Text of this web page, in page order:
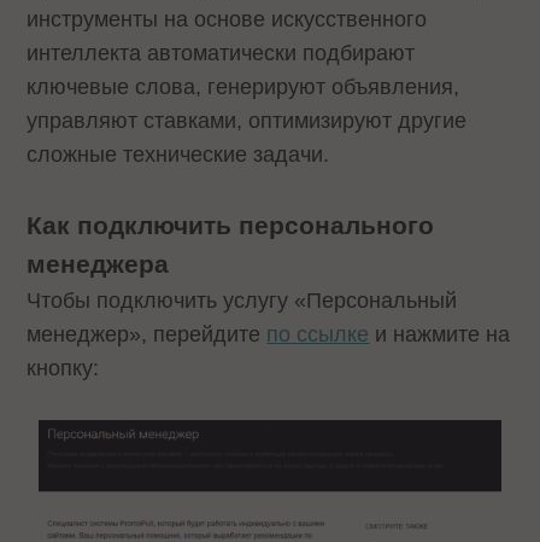
инструменты на основе искусственного
интеллекта автоматически подбирают
ключевые слова, генерируют объявления,
управляют ставками, оптимизируют другие
сложные технические задачи.
Как подключить персонального
менеджера
Чтобы подключить услугу «Персональный
менеджер», перейдите по ссылке и нажмите на
кнопку: